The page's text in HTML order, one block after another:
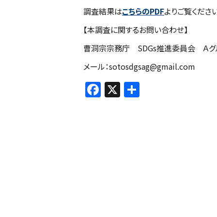
調査結果はこちらのPDFよりご覧くださ
【本調査に関するお問い合わせ】
曹洞宗宗務庁 SDGs推進委員会 Ａグ
メール：sotosdgsag@gmail.com
F
a
X